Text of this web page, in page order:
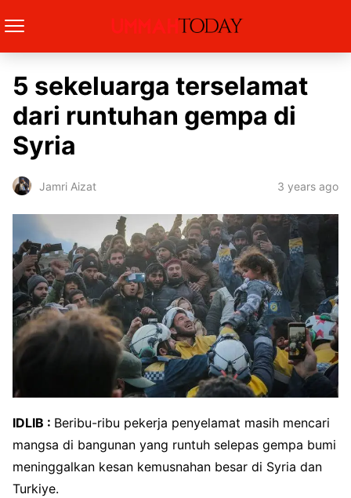
5 sekeluarga terselamat
dari runtuhan gempa di
Syria
Jamri Aizat 3 years ago
IDLIB : Beribu-ribu pekerja penyelamat masih mencari
mangsa di bangunan yang runtuh selepas gempa bumi
meninggalkan kesan kemusnahan besar di Syria dan
Turkiye.